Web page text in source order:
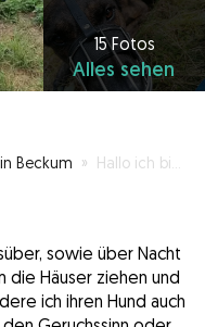
15 Fotos
Alles sehen
Beckum » Hallo ich bin die Linda und 23 Jahre alt
sowie über Nacht
die Häuser ziehen und
ich ihren Hund auch